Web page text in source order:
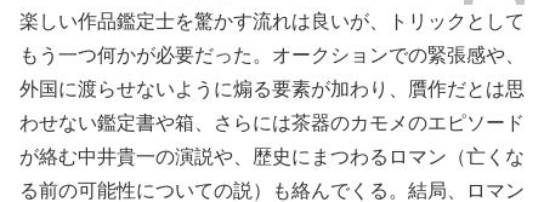
楽しい作品鑑定士を驚かす流れは良いが、トリックとして
もう一つ何かが必要だった。オークションでの緊張感や、
外国に渡らせないように煽る要素が加わり、贋作だとは思
わせない鑑定書や箱、さらには茶器のカモメのエピソード
が絡む中井貴一の演説や、歴史にまつわるロマン（亡くな
る前の可能性についての説）も絡んでくる。結局、ロマン